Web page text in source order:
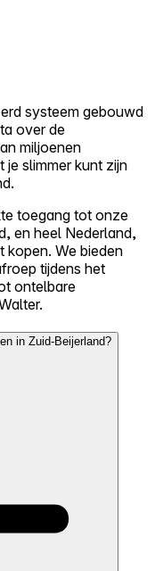
systeem gebouwd
over de
miljoenen
slimmer kunt zijn
toegang tot onze
en heel Nederland,
kopen. We bieden
tijdens het
ontelbare
in Zuid-Beijerland?